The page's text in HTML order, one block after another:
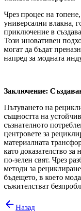
Чрез процес на
универсални влакна,
приключение в
Този иновативен
могат да бъдат
напред за модната
Заключение:
Пътуването на
същността на
съзнателното
центровете за
материалната
като доказателство
по-зелен свят. Чрез
методи за
бъдещето, в което
съжителстват
Назад